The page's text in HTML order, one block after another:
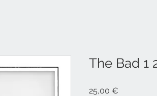
The Bad 1
25,00 €